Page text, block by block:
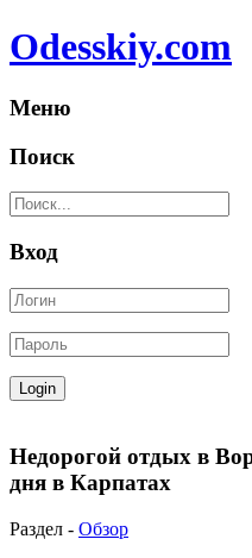
Odesskiy.com
Меню
Поиск
Вход
Недорогой отдых в
дня в Карпатах
Раздел - Обзор